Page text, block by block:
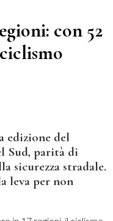
con 52
edizione del
Sud, parità di
sicurezza stradale.
leva per non